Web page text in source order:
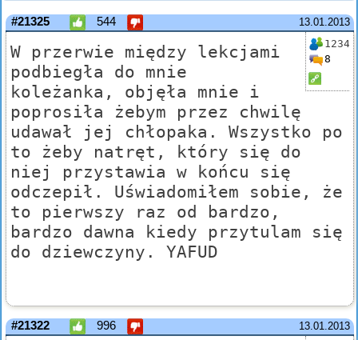
13.01.2013
#21325 544
1234
8
W przerwie między lekcjami
podbiegła do mnie
koleżanka, objęła mnie i
poprosiła żebym przez chwilę
udawał jej chłopaka. Wszystko po
to żeby natręt, który się do
niej przystawia w końcu się
odczepił. Uświadomiłem sobie, że
to pierwszy raz od bardzo,
bardzo dawna kiedy przytulam się
do dziewczyny. YAFUD
13.01.2013
#21322 996